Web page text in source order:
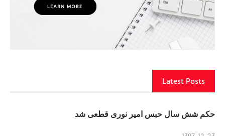
Latest Posts
حکم شش سال حبس امیر نوری قطعی شد